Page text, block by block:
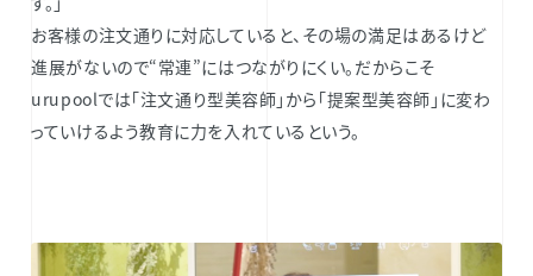
お客様の注文通りに対応していると、その場の満足はあるけど
進展がないので“常連”にはつながりにくい。だからこそ
urupoolでは「注文通り型美容師」から「提案型美容師」に変わ
っていけるよう教育に力を入れているという。